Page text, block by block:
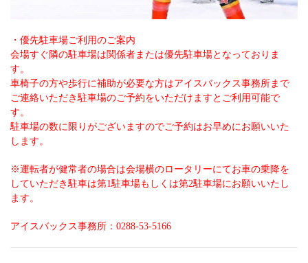
・優先駐車場ご利用のご案内
会場すぐ隣の駐車場は関係者または優先駐車場となっておりま
す。
車椅子の方や歩行に補助が必要な方はアイスバックス事務所まで
ご連絡いただき駐車場のご予約をいただけますとご利用可能で
す。
駐車場の数に限りがございますのでご予約はお早めにお願いいた
します。
※運転者が健常者の場合は会場横のロータリーにてお車の乗降を
していただき駐車は第1駐車場もしくは第2駐車場にお願いいたし
ます。
アイスバックス事務所：0288-53-5166